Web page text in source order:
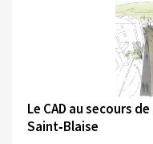
©
Le CAD au secours
Saint‑Blaise